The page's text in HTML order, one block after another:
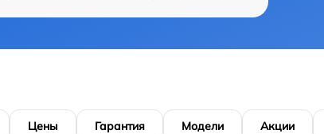
Цены Гарантия Модели Акции